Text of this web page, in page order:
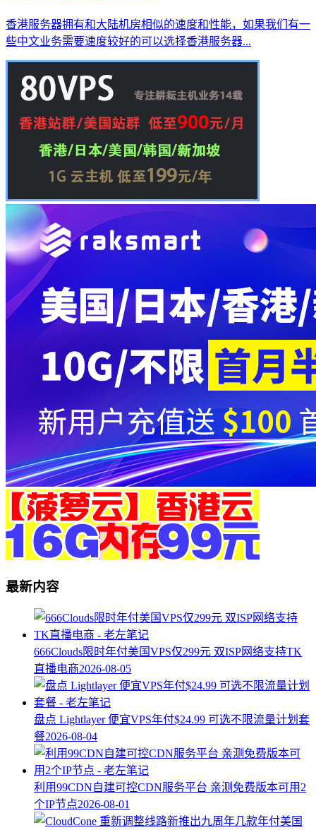
香港服务器拥有和大陆机房相似的速度和性能，如果我们有一
些中文业务需要速度较好的可以选择香港服务器...
最新内容
666Clouds限时年付美国VPS仅299元 双ISP网络支持TK
直播电商2026-08-05
盘点 Lightlayer 便宜VPS年付$24.99 可选不限流量计划套
餐2026-08-04
利用99CDN自建可控CDN服务平台 亲测免费版本可用2
个IP节点2026-08-01